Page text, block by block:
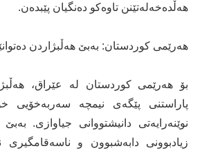
هەڵدەخەلەتێنن تاوەکو دەنگیان پێبدەن.
هەرێمی کوردستان: بەبێ هەڵبژاردن
بۆ هەرێمی کوردستان لە عێراق،
پاراستنی پێگەی نیمچە سەربەخۆیی
نوێنەرایەتی دانیشتووانی جیاوازی.
زیادبوونی دابەشبوون و